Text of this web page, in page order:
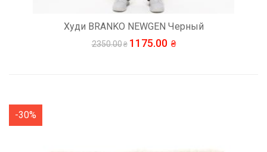
Худи BRANKO NEWGEN Черный
2350.00 1175.00
-30%